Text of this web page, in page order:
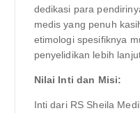
dedikasi para
medis yang penuh
etimologi spesifiknya
penyelidikan lebih
Nilai Inti dan Misi:
Inti dari RS Sheila